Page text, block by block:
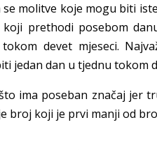
molitve koje mogu biti
prethodi posebom
devet mjeseci.
jedan dan u tjednu tokom
ima poseban značaj jer
broj koji je prvi manji od